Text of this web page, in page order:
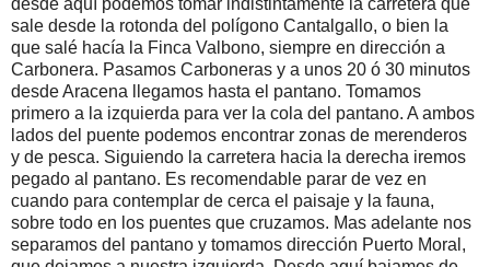
sale desde la rotonda del polígono Cantalgallo, o bien la
que salé hacía la Finca Valbono, siempre en dirección a
Carbonera. Pasamos Carboneras y a unos 20 ó 30 minutos
desde Aracena llegamos hasta el pantano. Tomamos
primero a la izquierda para ver la cola del pantano. A ambos
lados del puente podemos encontrar zonas de merenderos
y de pesca. Siguiendo la carretera hacia la derecha iremos
pegado al pantano. Es recomendable parar de vez en
cuando para contemplar de cerca el paisaje y la fauna,
sobre todo en los puentes que cruzamos. Mas adelante nos
separamos del pantano y tomamos dirección Puerto Moral,